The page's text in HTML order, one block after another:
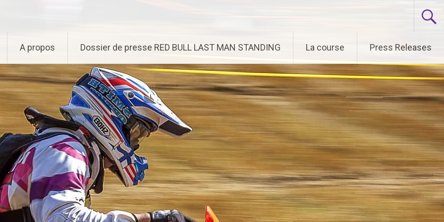
A propos Dossier de presse RED BULL LAST MAN STANDING La course Press Releases